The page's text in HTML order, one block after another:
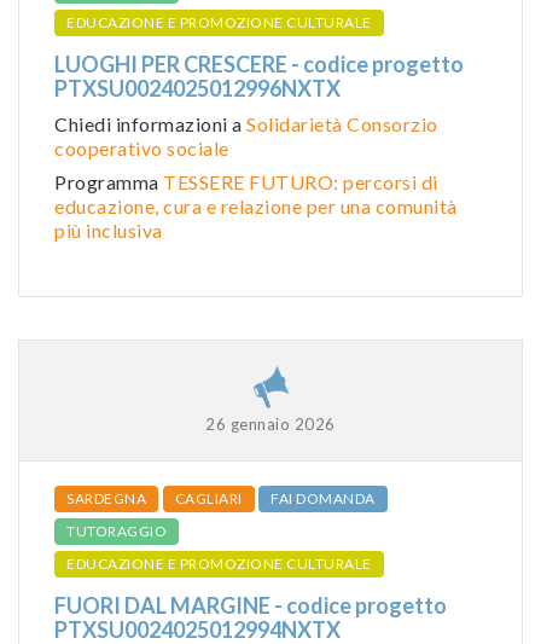
EDUCAZIONE E PROMOZIONE CULTURALE
LUOGHI PER CRESCERE - codice progetto
PTXSU0024025012996NXTX
Chiedi informazioni a Solidarietà Consorzio
cooperativo sociale
Programma TESSERE FUTURO: percorsi di
educazione, cura e relazione per una comunità
più inclusiva
26 gennaio 2026
SARDEGNA CAGLIARI
FAI DOMANDA
TUTORAGGIO
EDUCAZIONE E PROMOZIONE CULTURALE
FUORI DAL MARGINE - codice progetto
PTXSU0024025012994NXTX